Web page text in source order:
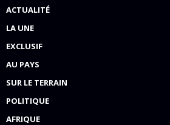
ACTUALITÉ
LA UNE
EXCLUSIF
AU PAYS
SUR LE TERRAIN
POLITIQUE
AFRIQUE